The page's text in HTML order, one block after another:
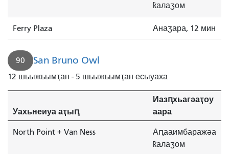
ҟалаӡом
Ferry Plaza Анаӡара, 12 мин
90 San Bruno Owl
12 шьыжьымҭан - 5 шьыжьымҭан есыуаха
Уахьнеиуа аҭыԥ
Иазԥхьагәаҭоу
аара
North Point + Van Ness
Аԥааимбаражәа
ҟалаӡом